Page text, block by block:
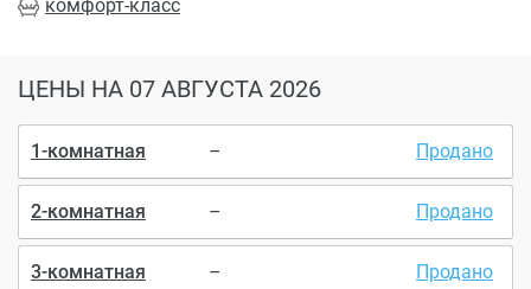
комфорт-класс
ЦЕНЫ НА 07 АВГУСТА 2026
1-комнатная – Продано
2-комнатная – Продано
3-комнатная – Продано